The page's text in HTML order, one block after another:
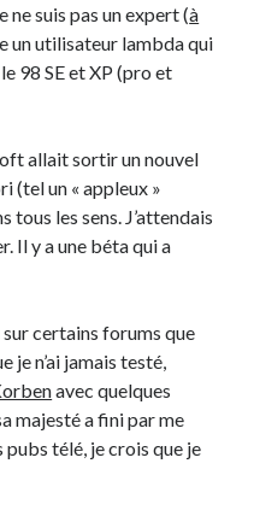
à Caluire dans la Métropole de
#52
toute personnelle
ma vélorution toute
ne suis pas un expert (à
un utilisateur lambda qui
98 SE et XP (pro et
allait sortir un nouvel
(tel un « appleux »
tous les sens. J’attendais
Il y a une béta qui a
sur certains forums que
je n’ai jamais testé,
avec quelques
majesté a fini par me
pubs télé, je crois que je